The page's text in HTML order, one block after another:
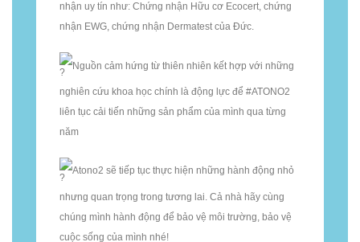
nhận uy tín như: Chứng nhận Hữu cơ Ecocert, chứng
nhận EWG, chứng nhận Dermatest của Đức.
Nguồn cảm hứng từ thiên nhiên kết hợp với những
nghiên cứu khoa học chính là động lực để #ATONO2
liên tục cải tiến những sản phẩm của mình qua từng
năm
Atono2 sẽ tiếp tục thực hiện những hành động nhỏ
nhưng quan trọng trong tương lai. Cả nhà hãy cùng
chúng mình hành động để bảo vệ môi trường, bảo vệ
cuộc sống của mình nhé!